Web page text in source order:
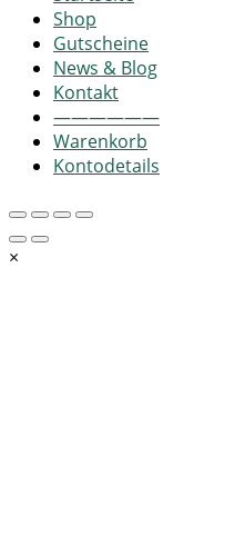
Shop
Gutscheine
News & Blog
Kontakt
——————
Warenkorb
Kontodetails
×